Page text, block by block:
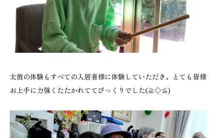
太鼓の体験もすべての入居者様に体験していただき、とても皆様
お上手に力強くたたかれててびっくりでした(≧◇≦)